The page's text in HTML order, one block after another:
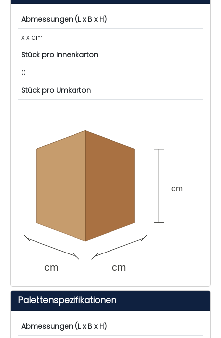
Abmessungen (L x B x H)
x x cm
Stück pro Innenkarton
0
Stück pro Umkarton
cm cm
cm
Palettenspezifikationen
Abmessungen (L x B x H)